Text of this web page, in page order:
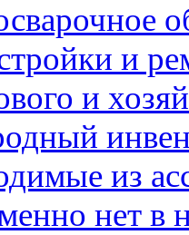
и
и
из
нет в